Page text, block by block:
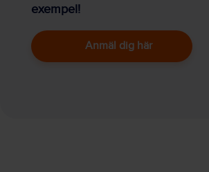
exempel!
Anmäl dig här